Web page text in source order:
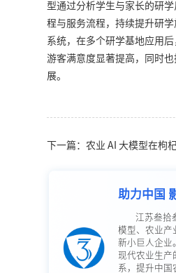
型通过分析学生与家长的研
程与服务流程，持续提升研
系统，在多个研学基地应用
游客满意度显著提高，同时
展。
下一篇：农业 AI 大模型在枸
助力中国
江苏叁拾
模型、农业产
新小巨人企业
现代农业生产
系，提升中国